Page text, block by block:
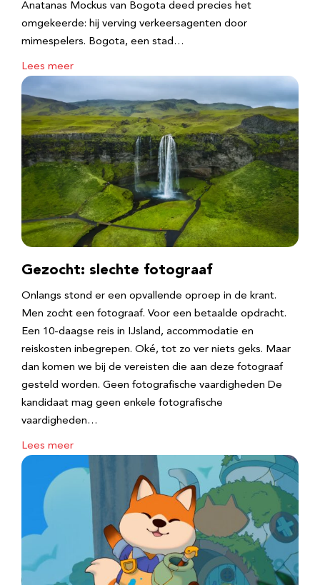
Anatanas Mockus van Bogota deed precies het
omgekeerde: hij verving verkeersagenten door
mimespelers. Bogota, een stad…
Lees meer
Gezocht: slechte fotograaf
Onlangs stond er een opvallende oproep in de krant.
Men zocht een fotograaf. Voor een betaalde opdracht.
Een 10-daagse reis in IJsland, accommodatie en
reiskosten inbegrepen. Oké, tot zo ver niets geks. Maar
dan komen we bij de vereisten die aan deze fotograaf
gesteld worden. Geen fotografische vaardigheden De
kandidaat mag geen enkele fotografische
vaardigheden…
Lees meer